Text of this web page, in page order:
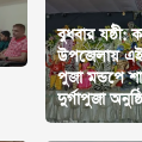
বুধবার যষ্ঠী:
উপজেলায়
পুজা মন্ডপে
দুর্গাপুজা